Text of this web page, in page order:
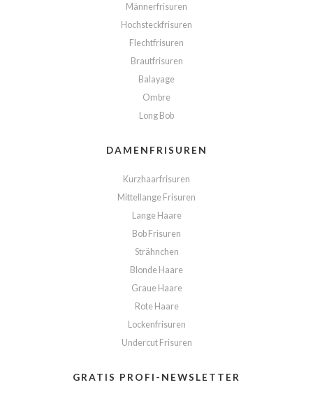
Männerfrisuren
Hochsteckfrisuren
Flechtfrisuren
Brautfrisuren
Balayage
Ombre
Long Bob
DAMENFRISUREN
Kurzhaarfrisuren
Mittellange Frisuren
Lange Haare
Bob Frisuren
Strähnchen
Blonde Haare
Graue Haare
Rote Haare
Lockenfrisuren
Undercut Frisuren
GRATIS PROFI-NEWSLETTER